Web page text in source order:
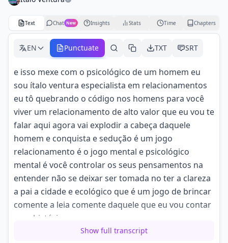
Text Chat New Insights Stats Time Chapters
EN Punctuate TXT SRT
e isso mexe com o psicológico de um homem eu
sou ítalo ventura especialista em relacionamentos
eu tô quebrando o código nos homens para você
viver um relacionamento de alto valor que eu vou te
falar aqui agora vai explodir a cabeça daquele
homem e conquista e sedução é um jogo
relacionamento é o jogo mental e psicológico
mental é você controlar os seus pensamentos na
entender não se deixar ser tomada no ter a clareza
a pai a cidade e ecológico que é um jogo de brincar
comente a leia comente daquele que eu vou contar
uma história sem
interessante que vai fazer todo sentido e o o show
Show full transcript